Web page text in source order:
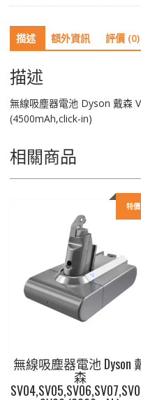
V10
Digital
Slim,V11
mini
(4500mAh,click-
in)
數
量
描述 額外資訊 評價 (0)
描述
無線吸塵器電池 Dyson 戴森
(4500mAh,click-in)
相關商品
特價
無線吸塵器電池 Dyson
森